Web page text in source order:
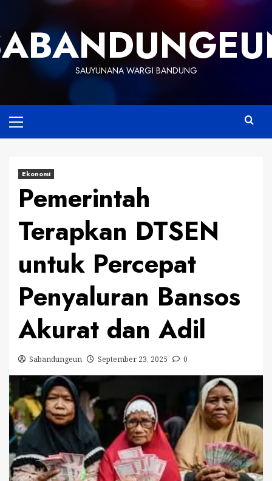
content
SAUYUNANA WARGI BANDUNG
Menu
Ekonomi
Pemerintah
Terapkan DTSEN
untuk Percepat
Penyaluran Bansos
Akurat dan Adil
Sabandungeun September 23, 2025 0